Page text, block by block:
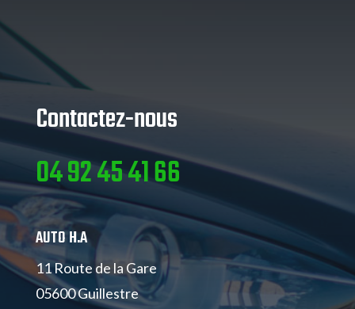
Contactez-nous
04 92 45 41 66
AUTO H.A
11 Route de la Gare
05600 Guillestre